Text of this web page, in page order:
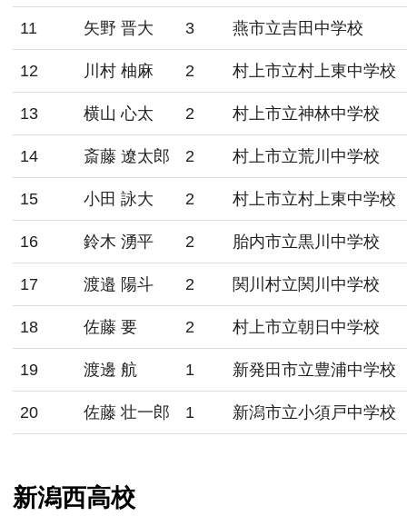
11 矢野 晋大 3 燕市立吉田中学校
12 川村 柚麻 2 村上市立村上東中学校
13 横山 心太 2 村上市立神林中学校
14 斎藤 遼太郎 2 村上市立荒川中学校
15 小田 詠大 2 村上市立村上東中学校
16 鈴木 湧平 2 胎内市立黒川中学校
17 渡邉 陽斗 2 関川村立関川中学校
18 佐藤 要 2 村上市立朝日中学校
19 渡邊 航 1 新発田市立豊浦中学校
20 佐藤 壮一郎 1 新潟市立小須戸中学校
新潟西高校